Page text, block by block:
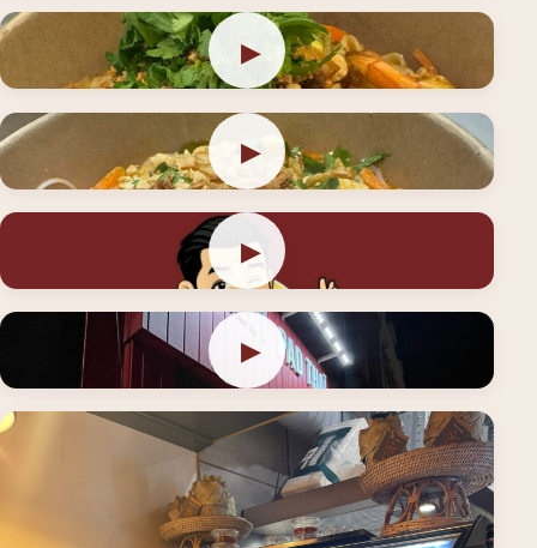
Plats
▶
Préparation
▶
▶
Présentation Allo Pad ThaÏ
▶